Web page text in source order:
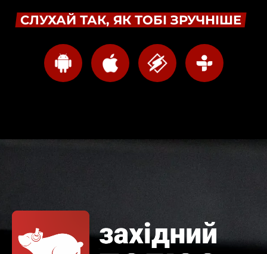
СЛУХАЙ ТАК, ЯК ТОБІ ЗРУЧНІШЕ